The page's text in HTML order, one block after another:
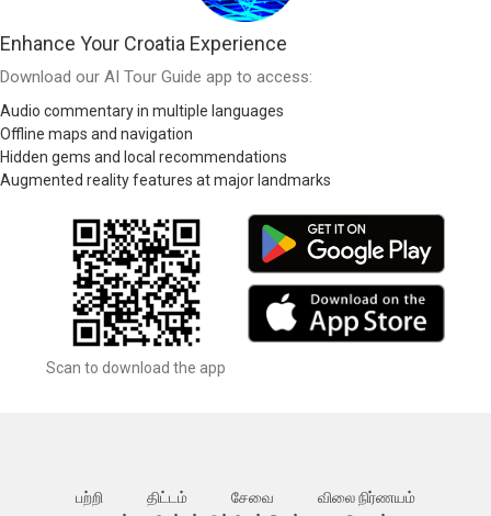
Enhance Your Croatia Experience
Download our AI Tour Guide app to access:
Audio commentary in multiple languages
Offline maps and navigation
Hidden gems and local recommendations
Augmented reality features at major landmarks
Scan to download the app
பற்றி திட்டம் சேவை
விலை நிர்ணயம்